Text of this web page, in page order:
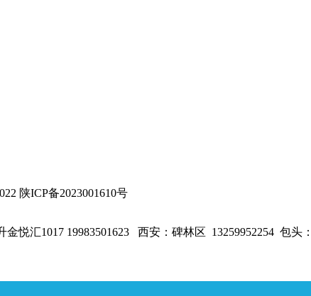
陕ICP备2023001610号
悦汇1017 19983501623 西安：碑林区 13259952254 包头